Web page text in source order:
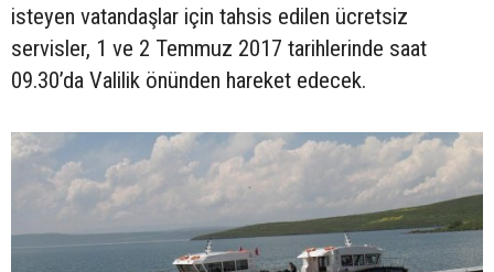
isteyen vatandaşlar için tahsis edilen ücretsiz
servisler, 1 ve 2 Temmuz 2017 tarihlerinde saat
09.30’da Valilik önünden hareket edecek.